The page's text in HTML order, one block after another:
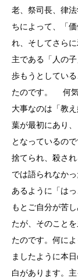
老、祭司長、律
ちによって、「
れ、そしてさら
主である「人の
歩もうとしてい
たのです。 何気
大事なのは「教
葉が最初にあり
となっているの
捨てられ、殺さ
では語られなか
あるように「は
もとご自分が苦
たが、そのこと
たのです。何に
ましたように本
白があります。